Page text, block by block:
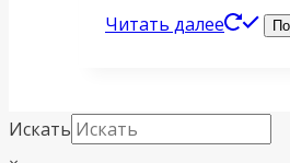
Читать далее
Искать